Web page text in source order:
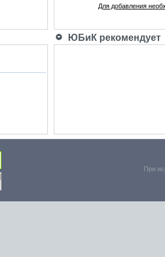
Для добавления
ЮБиК рекомендует
При